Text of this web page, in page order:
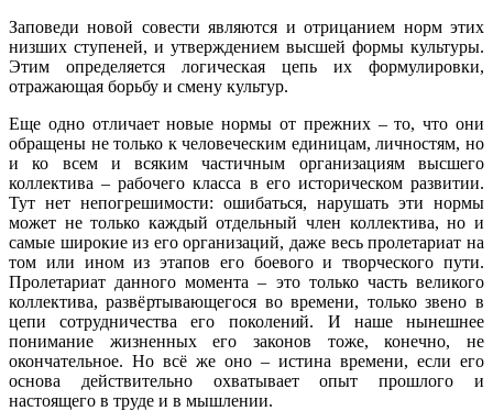
Заповеди новой совести являются и отрицанием норм этих
низших ступеней, и утверждением высшей формы культуры.
Этим определяется логическая цепь их формулировки,
отражающая борьбу и смену культур.
Еще одно отличает новые нормы от прежних – то, что они
обращены не только к человеческим единицам, личностям, но
и ко всем и всяким частичным организациям высшего
коллектива – рабочего класса в его историческом развитии.
Тут нет непогрешимости: ошибаться, нарушать эти нормы
может не только каждый отдельный член коллектива, но и
самые широкие из его организаций, даже весь пролетариат на
том или ином из этапов его боевого и творческого пути.
Пролетариат данного момента – это только часть великого
коллектива, развёртывающегося во времени, только звено в
цепи сотрудничества его поколений. И наше нынешнее
понимание жизненных его законов тоже, конечно, не
окончательное. Но всё же оно – истина времени, если его
основа действительно охватывает опыт прошлого и
настоящего в труде и в мышлении.